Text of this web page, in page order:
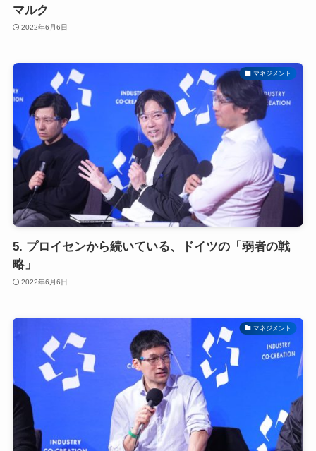
マルク
2022年6月6日
マネジメント
5. プロイセンから続いている、ドイツの「弱者の戦
略」
2022年6月6日
マネジメント